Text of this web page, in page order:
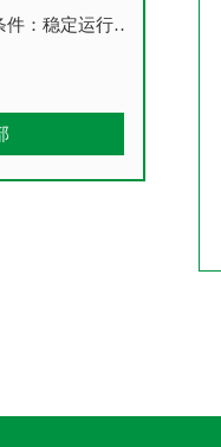
定运行的关键要素